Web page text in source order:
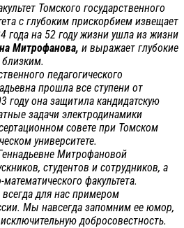
Томского государственного
с глубоким прискорбием извещает
года на 52 году жизни ушла из жизни
Митрофанова, и выражает глубокие
педагогического
прошла все ступени от
году она защитила кандидатскую
задачи электродинамики
совете при Томском
университете.
Митрофановой
студентов и сотрудников, а
факультета.
всегда для нас примером
Мы навсегда запомним ее юмор,
добросовестность.